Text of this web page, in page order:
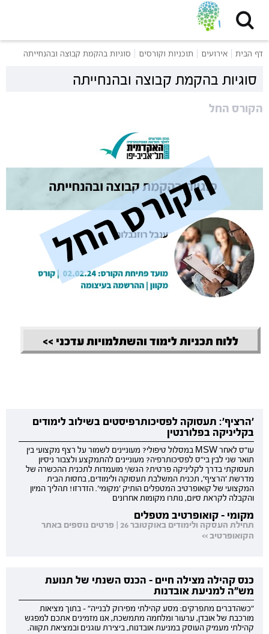
דף הבית אירועים תוכניות וקורסים סוגיות בהקמת קבוצה ובהנחייתה
סוגיות בהקמת קבוצה ובהנחייתה
הקורס החל
ללוח תכניות לימוד והשתלמויות עדכני >>
'הרציף': תעסוקה לפסיכותרפיסטים בשילוב לימודים
בקליניקה בפלורנטין
עו"ס לאחר MSW במסלול טיפולי? מעוניינים לשמור על רצף מקצועי בין
תואר שני לבין בי"ס לפסיכותרפיה? מעוניינים להתמקצע ולצבור ניסיון
תעסוקתי בדרך לקליניקה פרטית? הגש/י מועמדות לתכנית ההכשרה של
מדרשת 'הרציף', תכנית המשלבת תעסוקה ולימודים, בחסות הבית
המקצועי של קואופרטיב המטפלים הותיק 'מקומי'. הזדרזו! תהליך המיון
והקבלה לקראת סיום, נותרו מקומות אחרונים
מקומי - קואופרטיב מטפלים
תחילת העסקה ולימודים באוקטובר 26 | פרטים נוספים באתר
הקואופרטיב >>
כנס קהילה מצילה חיים - הכנס השנתי של תנועת
מש"ה למניעת אובדנות
"כשהדברים מתפרקים: מסע קהילתי מפירוק לבנייה" - בתוך מציאות
מורכבת של אובדן, ערעור ומלחמה מתמשכת, אנו מזמינים אתכם למפגש
קהילתי מעמיק העוסק במניעת אובדנות, ביצירת עוגנים ובמציאת תקווה.